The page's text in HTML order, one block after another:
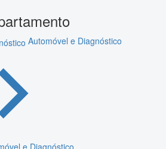
Automóvel e Diagnóstico
e Diagnóstico